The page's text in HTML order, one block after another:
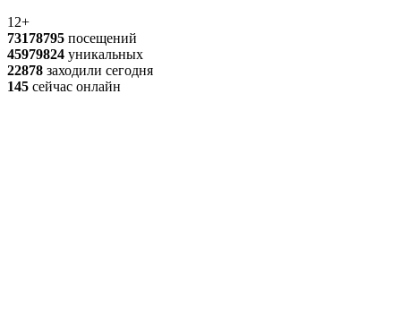
12+
73178795 посещений
45979824 уникальных
22878 заходили сегодня
145 сейчас онлайн